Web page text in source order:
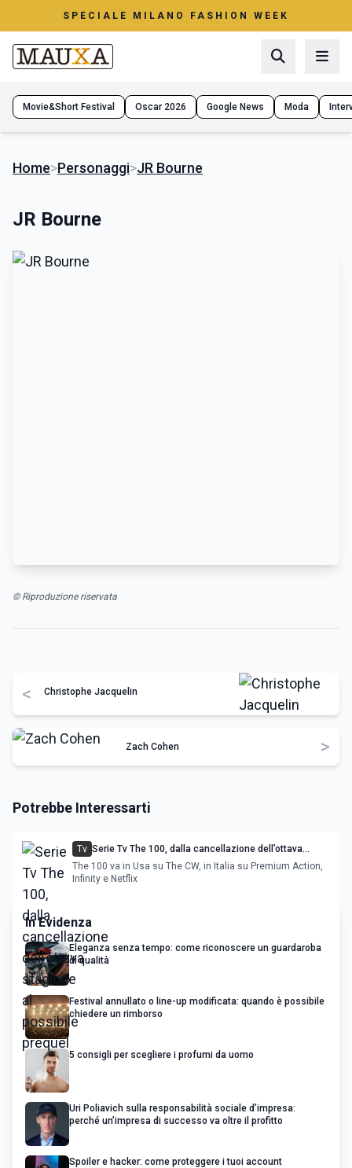
SPECIALE MILANO FASHION WEEK
Movie&Short Festival Oscar 2026 Google News Moda
Home>Personaggi>JR Bourne
JR Bourne
© Riproduzione riservata
< Christophe Jacquelin
Zach Cohen >
Potrebbe Interessarti
Tv Serie Tv The 100, dalla cancellazione dell’ottava
stagione al possibile prequel
The 100 va in Usa su The CW, in Italia su Premium Action,
Infinity e Netflix
In Evidenza
Eleganza senza tempo: come riconoscere un guardaroba
di qualità
Festival annullato o line-up modificata: quando è possibile
chiedere un rimborso
5 consigli per scegliere i profumi da uomo
Uri Poliavich sulla responsabilità sociale d’impresa:
perché un’impresa di successo va oltre il profitto
Spoiler e hacker: come proteggere i tuoi account